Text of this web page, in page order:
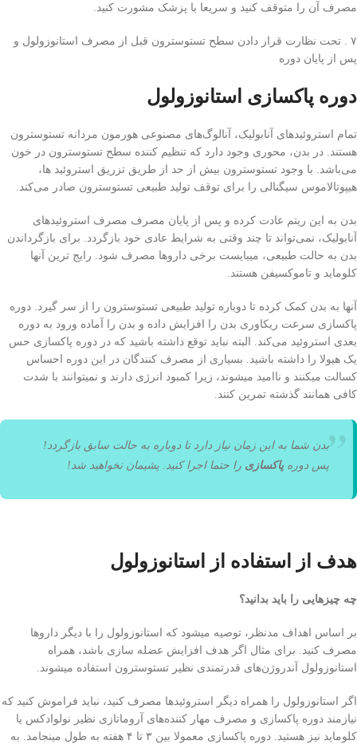
مصرف آن را متوقف کنید و سریعا با پزشک مشورت کنید.
۷ . تحت نظارت قرار دادن سطح تستوسترون قبل از مصرف استانوزولول و
پس از پایان دوره
دوره پاکسازی استانوزولول
تمام استروئید‌های آنابولیک، آنالوگ‌های مصنوعی هورمون مردانه تستوسترون
هستند. در بدن، محوری وجود دارد که تنظیم کننده سطح تستوسترون در خون
می‌باشد. با وجود تستوسترون بیش از حد از طریق تزریق استروئید ها،
هیپوتالاموس سیگنالی را برای توقف تولید طبیعی تستوسترون صادر می‌کند.
بدن به این ریتم عادت کرده و پس از پایان مصرف مصرف استروئید‌های
آنابولیک، نمی‌تواند تا چند وقتی‌ به شرایط عادی خود بازگردد. برای بازگرداندن
بدن به حالت طبیعی، میبایست برخی‌ دارو‌ها مصرف شود. رایج‌ ترین آنها
کلوماید و تاموکسیفن هستند.
آنها به بدن کمک کرده تا دوباره تولید طبیعی تستوسترون را از سر گیرد. دوره
پاکسازی سرعت ریکاوری بدن را افزایش داده و بدن را آماده ورود به دوره
بعدی استروئید می‌کند. البته نباید توقع داشته باشید که در دوره پاکسازی حس
یک هیولا را داشته باشید. بسیاری از مصرف کنندگان در این دوره احساس
کسالت میکنند و ناامید میشوند، زیرا کمبود انرژی دارند و نمیتوانند با شدت
کافی‌ همانند گذشته تمرین کنند.
بدن شما به این زمان نیاز دارد تا دوباره به حالت سابق بازگردد!
پس دوره پاکسازی را حتما اجرا کنید. پشیمان نخواهید شد!
هدف از استفاده از استانوزولول
چه چیزهایی را باید بدانید؟
بر اساس اهداف مدنظر، توصیه میشود که استانوزولول را با دیگر دارو‌ها
مصرف کنید. برای مثال اگر هدف افزایش عضله سازی باشد، همراه
استانوزولول آندروژن‌های قدرتمندی نظیر تستوسترون استفاده میشوند.
اگر استانوزولول را همراه دیگر استروئید‌ها مصرف کنید، نباید فراموش کنید که
نیازمند دوره پاکسازی و مصرف مهار کننده‌های آروماتازی نظیر نولوادکس یا
کلوماید نیز هستید. دوره پاکسازی معمولا بین ۳ تا ۴ هفته به طول مینجامد. به